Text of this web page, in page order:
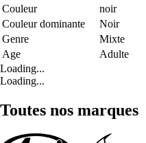
Couleur
noir
Couleur dominante
Noir
Genre
Mixte
Age
Adulte
Loading...
Loading...
Toutes nos marques